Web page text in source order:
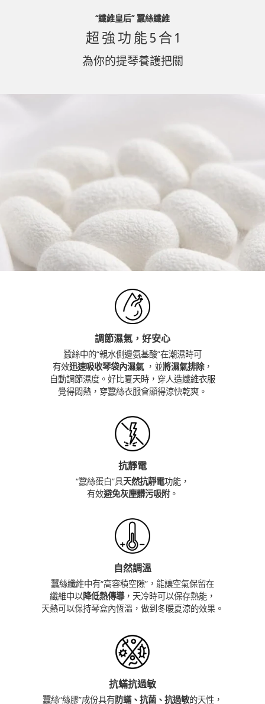
“纖維皇后” 蠶絲纖維
超 強 功 能 5 合 1
為你的提琴養護把關
調節濕氣，好安心
蠶絲中的“親水側邊氨基酸”在潮濕時可
有效迅速吸收琴袋內濕氣，並將濕氣排除，
自動調節濕度。好比夏天時，穿人造纖維衣服
覺得悶熱，穿蠶絲衣服會顯得涼快乾爽。
抗靜電
“蠶絲蛋白”具天然抗靜電功能，
有效避免灰塵髒污吸附。
自然調溫
蠶絲纖維中有“高容積空隙”，能讓空氣保留在
纖維中以降低熱傳導，天冷時可以保存熱能，
天熱可以保持琴盒內恆溫，做到冬暖夏涼的效果。
抗蟎抗過敏
蠶絲“絲膠”成份具有防蟎、抗菌、抗過敏的天性，